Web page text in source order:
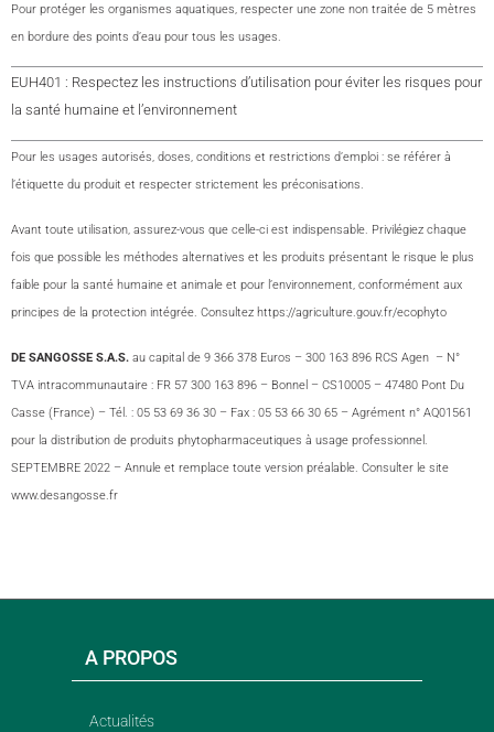
Pour protéger les organismes aquatiques, respecter une zone non traitée de 5 mètres
en bordure des points d’eau pour tous les usages.
EUH401 : Respectez les instructions d’utilisation pour éviter les risques pour
la santé humaine et l’environnement
Pour les usages autorisés, doses, conditions et restrictions d’emploi : se référer à
l’étiquette du produit et respecter strictement les préconisations.
Avant toute utilisation, assurez-vous que celle-ci est indispensable. Privilégiez chaque
fois que possible les méthodes alternatives et les produits présentant le risque le plus
faible pour la santé humaine et animale et pour l’environnement, conformément aux
principes de la protection intégrée. Consultez https://agriculture.gouv.fr/ecophyto
DE SANGOSSE S.A.S. au capital de 9 366 378 Euros – 300 163 896 RCS Agen – N°
TVA intracommunautaire : FR 57 300 163 896 – Bonnel – CS10005 – 47480 Pont Du
Casse (France) – Tél. : 05 53 69 36 30 – Fax : 05 53 66 30 65 – Agrément n° AQ01561
pour la distribution de produits phytopharmaceutiques à usage professionnel.
SEPTEMBRE 2022 – Annule et remplace toute version préalable. Consulter le site
www.desangosse.fr
A PROPOS
Actualités